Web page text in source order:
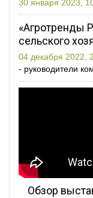
30 января 2023,
«Агротренды
сельского
04 декабря 2022,
- руководители
Обзор